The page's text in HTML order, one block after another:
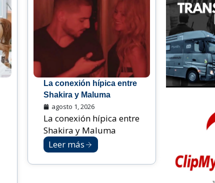
La conexión hípica entre
Shakira y Maluma
agosto 1, 2026
La conexión hípica entre
Shakira y Maluma
Leer más